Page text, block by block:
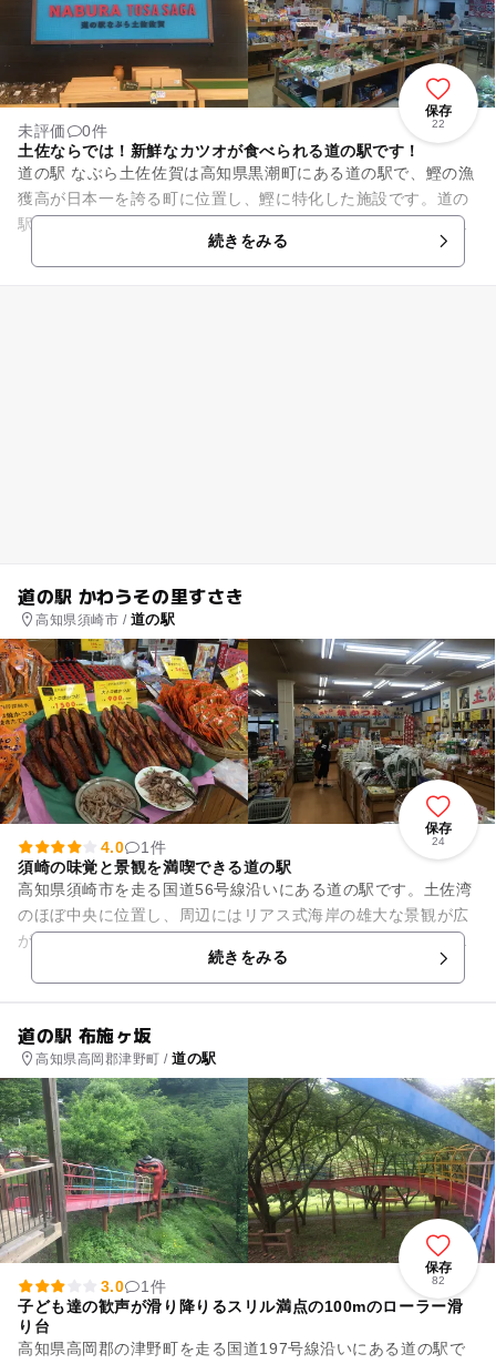
保存
22
未評価
0件
土佐ならでは！新鮮なカツオが食べられる道の駅です！
道の駅 なぶら土佐佐賀は高知県黒潮町にある道の駅で、鰹の漁
獲高が日本一を誇る町に位置し、鰹に特化した施設です。道の
駅名は「群れ」を意味する土佐弁の「なぶら」から採られ、多
くの来訪者を期待していま...続きをみる
道の駅 かわうその里すさき
高知県須崎市 / 道の駅
保存
24
4.0
1件
須崎の味覚と景観を満喫できる道の駅
高知県須崎市を走る国道56号線沿いにある道の駅です。土佐湾
のほぼ中央に位置し、周辺にはリアス式海岸の雄大な景観が広
がります。日本で最後に、かわうそが発見された新荘川の河口
続きをみる
道の駅 布施ヶ坂
高知県高岡郡津野町 /道の駅
保存
82
3.0
1件
子ども達の歓声が滑り降りるスリル満点の100mのローラー滑
り台
高知県高岡郡の津野町を走る国道197号線沿いにある道の駅で